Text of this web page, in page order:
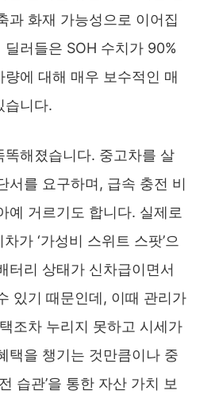
과 화재 가능성으로 이어집
러들은 SOH 수치가 90%
에 대해 매우 보수적인 매
습니다.
똑해졌습니다. 중고차를 살
서를 요구하며, 급속 충전 비
예 거르기도 합니다. 실제로
가 ‘가성비 스위트 스팟’으
터리 상태가 신차급이면서
있기 때문인데, 이때 관리가
조차 누리지 못하고 시세가
택을 챙기는 것만큼이나 중
습관’을 통한 자산 가치 보